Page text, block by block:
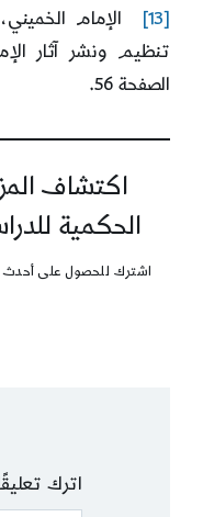
[13] الإمام
الصفحة 56.
اكتشاف
الحكمية
اشترك للحصول على أحدث
اترك